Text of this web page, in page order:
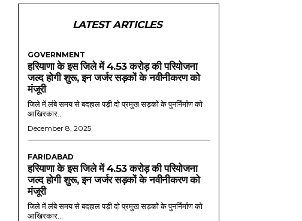
LATEST ARTICLES
GOVERNMENT
हरियाणा के इस जिले में 4.53 करोड़ की परियोजना
जल्द होगी शुरू, इन जर्जर सड़कों के नवीनीकरण को
मंजूरी
जिले में लंबे समय से बदहाल पड़ी दो प्रमुख सड़कों के पुनर्निर्माण को
आखिरकार...
December 8, 2025
FARIDABAD
हरियाणा के इस जिले में 4.53 करोड़ की परियोजना
जल्द होगी शुरू, इन जर्जर सड़कों के नवीनीकरण को
मंजूरी
जिले में लंबे समय से बदहाल पड़ी दो प्रमुख सड़कों के पुनर्निर्माण को
आखिरकार...